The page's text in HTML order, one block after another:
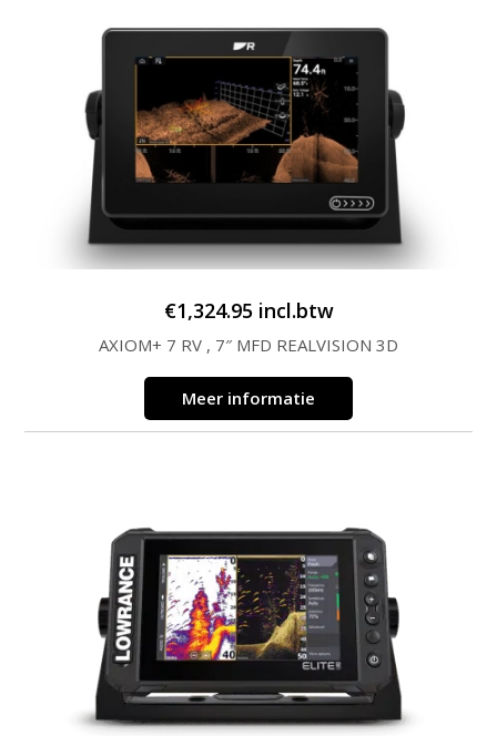
€1,324.95 incl.btw
AXIOM+ 7 RV , 7″ MFD REALVISION 3D
Meer informatie